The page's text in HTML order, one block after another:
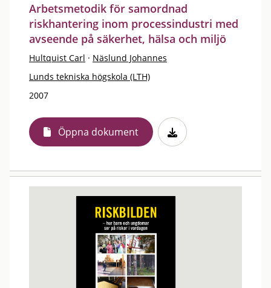
Arbetsmetodik för samordnad
riskhantering inom processindustri med
avseende på säkerhet, hälsa och miljö
Hultquist Carl · Näslund Johannes
Lunds tekniska högskola (LTH)
2007
Öppna dokument